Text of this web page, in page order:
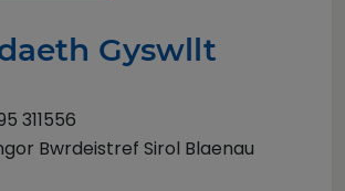
Gyswllt
311556
Bwrdeistref Sirol Blaenau